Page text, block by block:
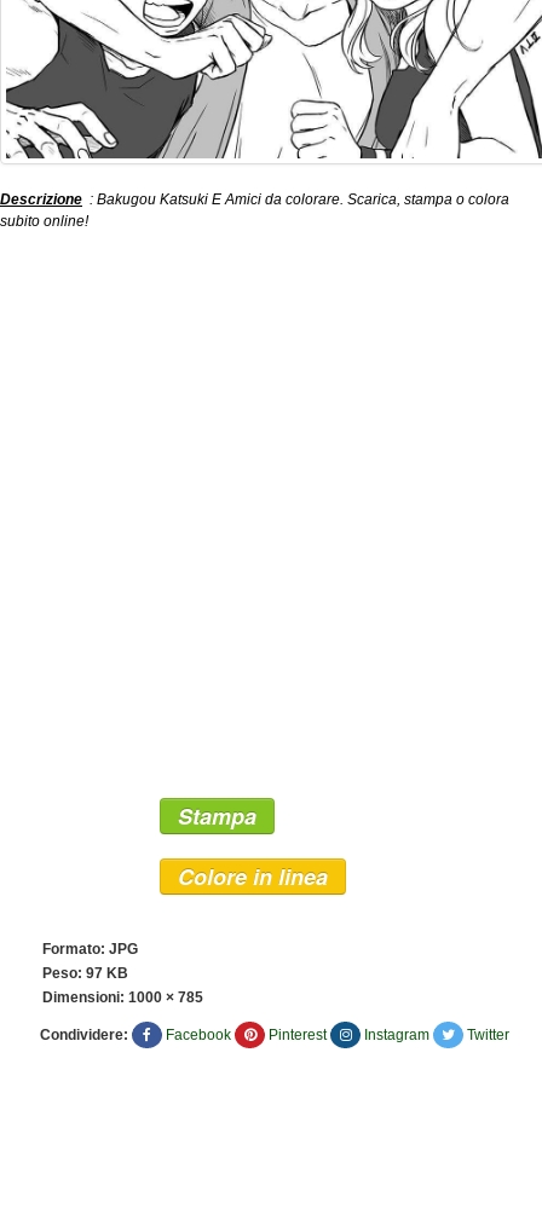
Descrizione : Bakugou Katsuki E Amici da colorare. Scarica, stampa o colora
subito online!
Stampa
Colore in linea
Formato: JPG
Peso: 97 KB
Dimensioni: 1000 × 785
Condividere: Facebook Pinterest Instagram Twitter